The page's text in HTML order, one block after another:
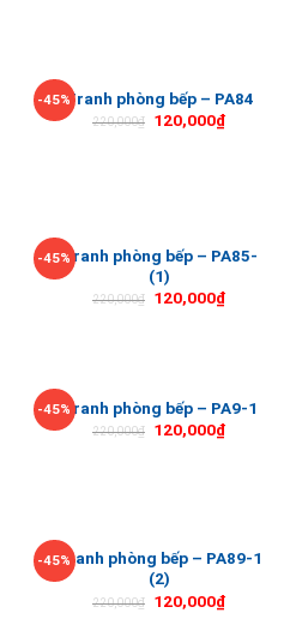
-45%Tranh phòng bếp – PA84
220,000₫ 120,000₫
-45%Tranh phòng bếp – PA85-
(1)
220,000₫ 120,000₫
-45%Tranh phòng bếp – PA9-1
220,000₫ 120,000₫
-45%Tranh phòng bếp – PA89-1
(2)
220,000₫ 120,000₫